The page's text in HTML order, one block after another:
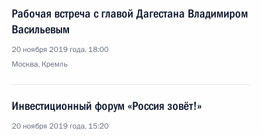
Рабочая встреча с главой Дагестана Владимиром
Васильевым
20 ноября 2019 года, 18:00
Москва, Кремль
Инвестиционный форум «Россия зовёт!»
20 ноября 2019 года, 15:20